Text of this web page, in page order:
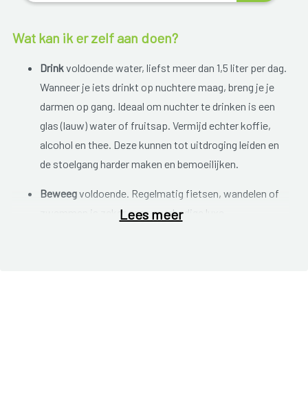
Wat kan ik er zelf aan doen?
Drinkvoldoende water, liefst meer dan 1,5 liter per dag.
Wanneer je iets drinkt op nuchtere maag, breng je je
darmen op gang. Ideaal om nuchter te drinken is een
glas (lauw) water of fruitsap. Vermijd echter koffie,
alcohol en thee. Deze kunnen tot uitdroging leiden en
de stoelgang harder maken en bemoeilijken.
Beweegvoldoende. Regelmatig fietsen, wandelen of
zwemmen is zeker geen overbodige luxe.
Lees meer